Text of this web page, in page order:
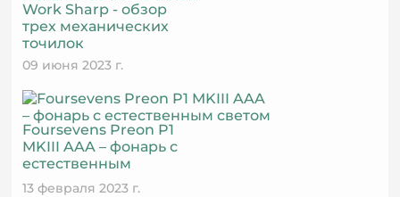
Work Sharp - обзор
трех механических
точилок
09 июня 2023 г.
Foursevens Preon P1
MKIII AAA – фонарь с
естественным
светом
13 февраля 2023 г.